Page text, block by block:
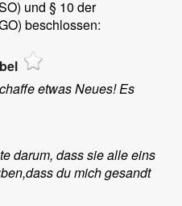
und § 10 der
beschlossen:
etwas Neues! Es
darum, dass sie alle eins
du mich gesandt